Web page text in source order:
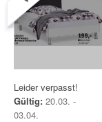
Leider verpasst!
Gültig: 20.03. -
03.04.